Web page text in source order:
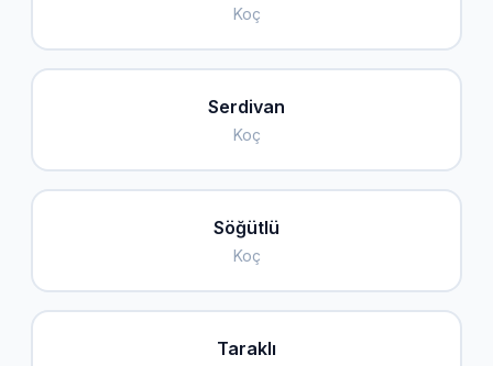
Koç
Serdivan
Koç
Söğütlü
Koç
Taraklı